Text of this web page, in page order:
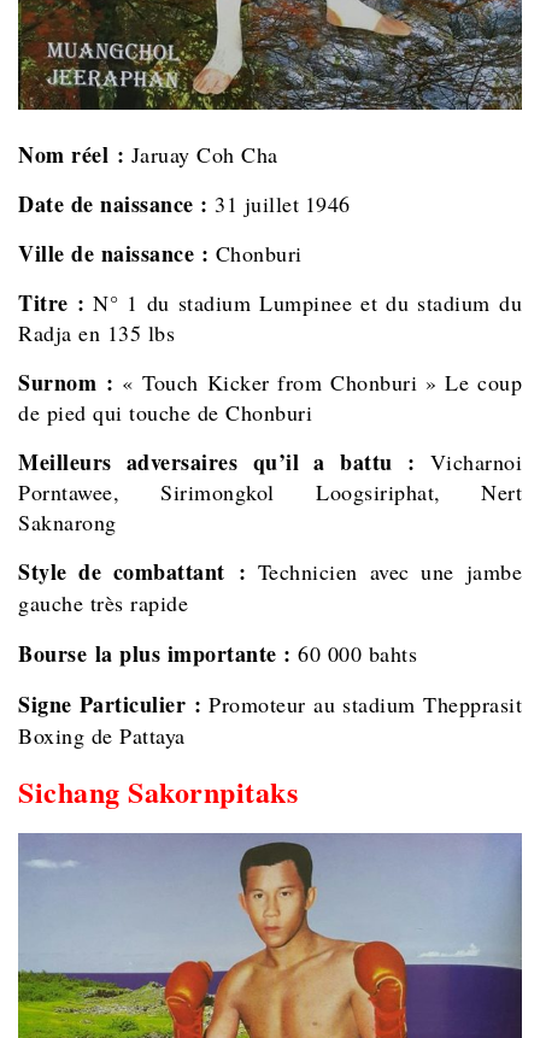
Nom réel : Jaruay Coh Cha
Date de naissance : 31 juillet 1946
Ville de naissance : Chonburi
Titre :N° 1 du stadium Lumpinee et du stadium du
Radja en 135 lbs
Surnom : « Touch Kicker from Chonburi » Le coup
de pied qui touche de Chonburi
Meilleurs adversaires qu’il a battu : Vicharnoi
Porntawee, Sirimongkol Loogsiriphat,
Nert
Saknarong
Style de combattant : Technicien avec une jambe
gauche très rapide
Bourse la plus importante : 60 000 bahts
Signe Particulier :Promoteur au stadium Thepprasit
Boxing de Pattaya
Sichang Sakornpitaks